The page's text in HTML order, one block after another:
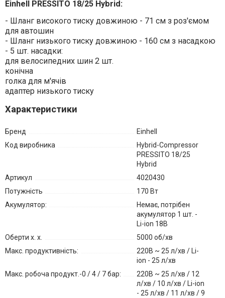
Einhell PRESSITO 18/25 Hybrid:
- Шланг високого тиску довжиною - 71 см з роз'ємом
для автошин
- Шланг низького тиску довжиною - 160 см з насадкою
- 5 шт. насадки:
для велосипедних шин 2 шт.
конічна
голка для м'ячів
адаптер низького тиску
Характеристики
Бренд
Einhell
Код виробника
Hybrid-Compressor
PRESSITO 18/25
Hybrid
Артикул
4020430
Потужність
170 Вт
Акумулятор:
Немає, потрібен
акумулятор 1 шт. -
Li-ion 18В
Оберти х. х.
5000 об/хв
Макс. продуктивність:
220В ~ 25 л/хв / Li-
ion - 25 л/хв
Макс. робоча продукт.-0 / 4 / 7 бар:
220В ~ 25 л/хв / 12
л/хв / 10 л/хв / Li-ion
- 25 л/хв / 11 л/хв / 9